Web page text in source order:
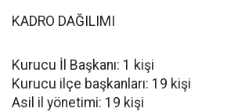
KADRO DAĞILIMI
Kurucu İl Başkanı: 1 kişi
Kurucu ilçe başkanları: 19 kişi
Asil il yönetimi: 19 kişi